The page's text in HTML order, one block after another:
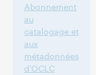
Abonnement
au
catalogage et
aux
métadonnées
d'OCLC